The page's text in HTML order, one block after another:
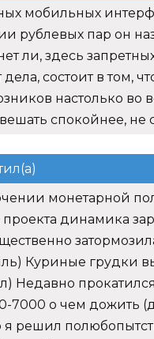
мобильных
рублевых пар он
ли, здесь
состоит в том,
настолько во
спокойнее, не
монетарной
проекта динамика
Куриные грудки
Недавно
7000 о чем дожить
решил